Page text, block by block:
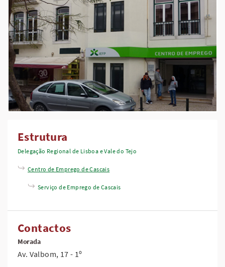
Estrutura
Delegação Regional de Lisboa e Vale do Tejo
Centro de Emprego de Cascais
Serviço de Emprego de Cascais
Contactos
Morada
Av. Valbom, 17 - 1º